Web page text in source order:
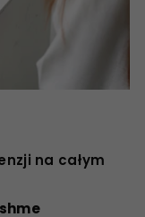
na całym